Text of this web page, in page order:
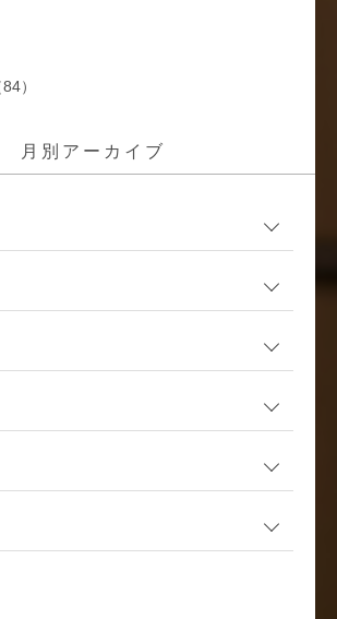
）
月別アーカイブ